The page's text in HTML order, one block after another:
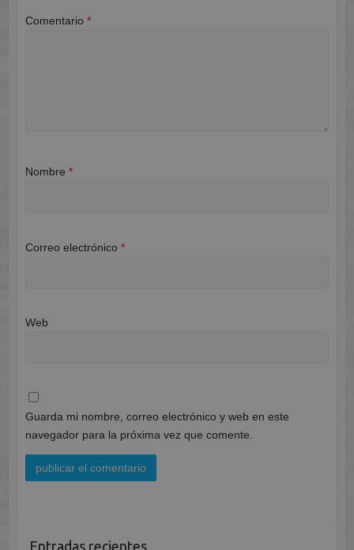
Comentario *
Nombre *
Correo electrónico *
Web
Guarda mi nombre, correo electrónico y web en este
navegador para la próxima vez que comente.
Entradas recientes